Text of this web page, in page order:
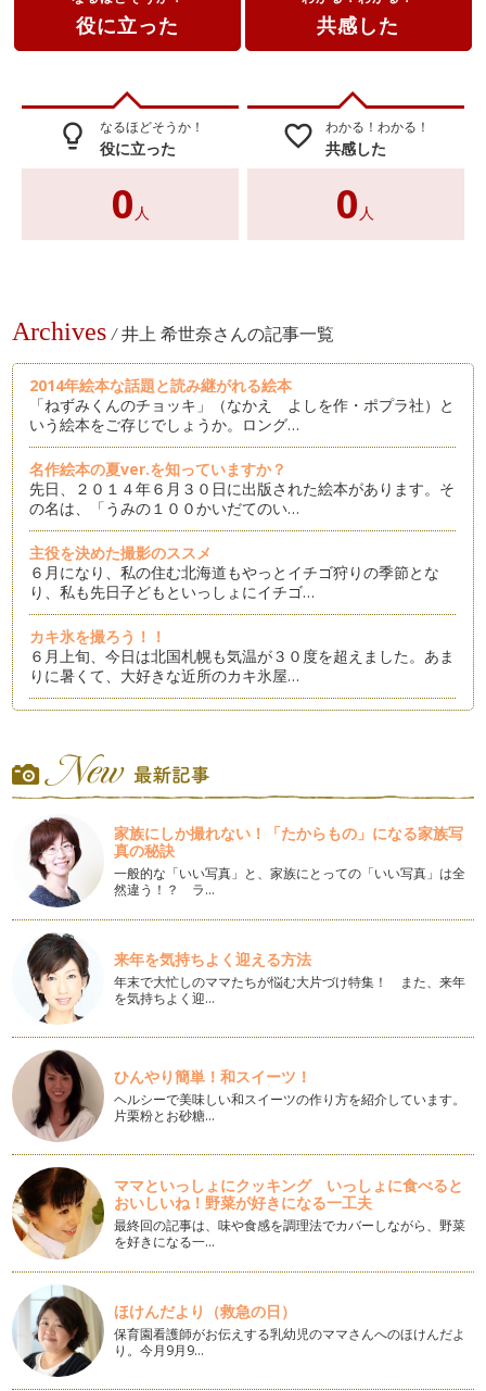
役に立った 共感した
lightbulb_outline なるほどそうか！
役に立った
0 人
favorite_border わかる！わかる！
共感した
0 人
Archives / 井上 希世奈さんの記事一覧
2014年絵本な話題と読み継がれる絵本
「ねずみくんのチョッキ」（なかえ よしを作・ポプラ社）と
いう絵本をご存じでしょうか。ロング…
名作絵本の夏ver.を知っていますか？
先日、２０１４年６月３０日に出版された絵本があります。そ
の名は、「うみの１００かいだてのい…
主役を決めた撮影のススメ
６月になり、私の住む北海道もやっとイチゴ狩りの季節とな
り、私も先日子どもといっしょにイチゴ…
カキ氷を撮ろう！！
６月上旬、今日は北国札幌も気温が３０度を超えました。あま
りに暑くて、大好きな近所のカキ氷屋…
フォトブックをつくってみましょう♪
５月になりましたね。 私の住む北海道札幌も、さくら…
春とわらべうたと
昨日と今日。やっと、ぽかぽかとした春の陽気に包まれた私
の住…
桜咲く春、てくてくあんよの絵本たち
全国各地から桜の開花や満開の知らせが届いていますね。 …
素敵な１年をフォトブックで振り返る
３月の下旬ですね。年度末、皆様お忙しくされていることと
思い…
３月に読みたい絵本たち
３月になって初めての記事です。北海道札幌および近郊でナ
チュ…
雪（真っ白なもの）と子どもを撮りたいとき
３月まであと少し。今日の札幌も気温がずいぶん上がり、２
月で…
感動した記憶をそのまま残す、それが写真
２月になりましたね。私の住む北海道はもっとも寒いとされる
時期を迎えました。寒いな…
厳冬とあそびと絵本
２０１４年はじめての記事更新になります。この記事を読んで
くださっている皆さま、２…
家族にしか撮れない！「たからもの」になる家族写
真の秘訣
一般的な「いい写真」と、家族にとっての「いい写真」は全
然違う！？ ラ…
来年を気持ちよく迎える方法
年末で大忙しのママたちが悩む大片づけ特集！ また、来年
を気持ちよく迎…
ひんやり簡単！和スイーツ！
ヘルシーで美味しい和スイーツの作り方を紹介しています。
片栗粉とお砂糖…
ママといっしょにクッキング いっしょに食べると
おいしいね！野菜が好きになる一工夫
最終回の記事は、味や食感を調理法でカバーしながら、野菜
を好きになる一…
ほけんだより（救急の日）
保育園看護師がお伝えする乳幼児のママさんへのほけんだよ
り。今月9月9…